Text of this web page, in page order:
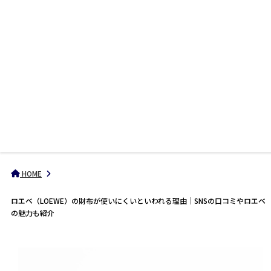
HOME
ロエベ（LOEWE）の財布が使いにくいといわれる理由｜SNSの口コミやロエベ
の魅力も紹介